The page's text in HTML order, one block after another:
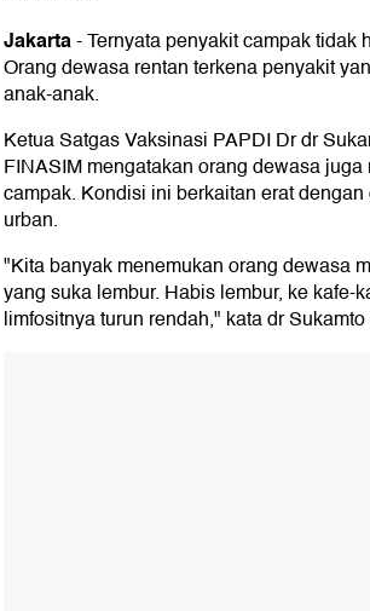
Jakarta-Ternyata penyakit campak tidak
Orang dewasa rentan terkena penyakit
anak-anak.
Ketua Satgas Vaksinasi PAPDI Dr dr
FINASIM mengatakan orang dewasa
campak. Kondisi ini berkaitan erat
urban.
"Kita banyak menemukan orang dewasa
yang suka lembur. Habis lembur, ke kafe-
limfositnya turun rendah," kata dr